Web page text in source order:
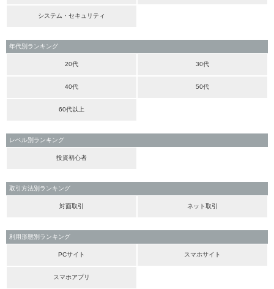
システム・セキュリティ
年代別ランキング
20代 30代
40代 50代
60代以上
レベル別ランキング
投資初心者
取引方法別ランキング
対面取引 ネット取引
利用形態別ランキング
PCサイト スマホサイト
スマホアプリ